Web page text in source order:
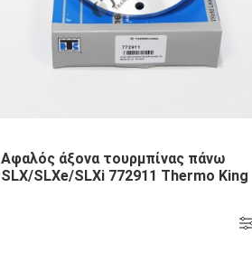
Αφαλός άξονα τουρμπίνας πάνω
SLX/SLXe/SLXi 772911 Thermo King